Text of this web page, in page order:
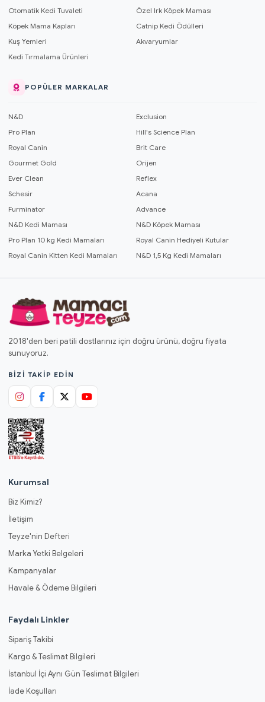
Otomatik Kedi Tuvaleti
Özel Irk Köpek Maması
Köpek Mama Kapları
Catnip Kedi Ödülleri
Kuş Yemleri
Akvaryumlar
Kedi Tırmalama Ürünleri
POPÜLER MARKALAR
N&D
Exclusion
Pro Plan
Hill's Science Plan
Royal Canin
Brit Care
Gourmet Gold
Orijen
Ever Clean
Reflex
Schesir
Acana
Furminator
Advance
N&D Kedi Maması
N&D Köpek Maması
Pro Plan 10 kg Kedi Mamaları
Royal Canin Hediyeli Kutular
Royal Canin Kitten Kedi Mamaları
N&D 1,5 Kg Kedi Mamaları
2018'den beri patili dostlarınız için doğru ürünü, doğru fiyata
sunuyoruz.
BIZI TAKIP EDIN
Kurumsal
Biz Kimiz?
İletişim
Teyze'nin Defteri
Marka Yetki Belgeleri
Kampanyalar
Havale & Ödeme Bilgileri
Faydalı Linkler
Sipariş Takibi
Kargo & Teslimat Bilgileri
İstanbul İçi Aynı Gün Teslimat Bilgileri
İade Koşulları